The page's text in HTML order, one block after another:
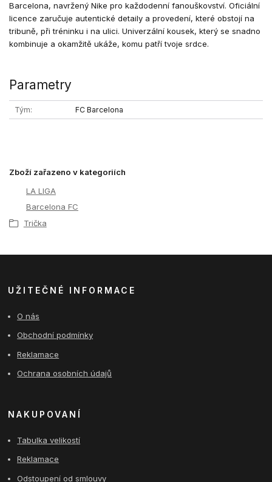
Barcelona, navržený Nike pro každodenní fanouškovství. Oficiální
licence zaručuje autentické detaily a provedení, které obstojí na
tribuně, při tréninku i na ulici. Univerzální kousek, který se snadno
kombinuje a okamžitě ukáže, komu patří tvoje srdce.
Parametry
Tým FC Barcelona
Zboží zařazeno v kategoriích
LA LIGA
Barcelona FC
Trička
UŽITEČNÉ INFORMACE
O nás
Obchodní podmínky
Reklamace
Ochrana osobních údajů
NAKUPOVANÍ
Tabulka velikostí
Reklamace
Odstoupení od smlouvy